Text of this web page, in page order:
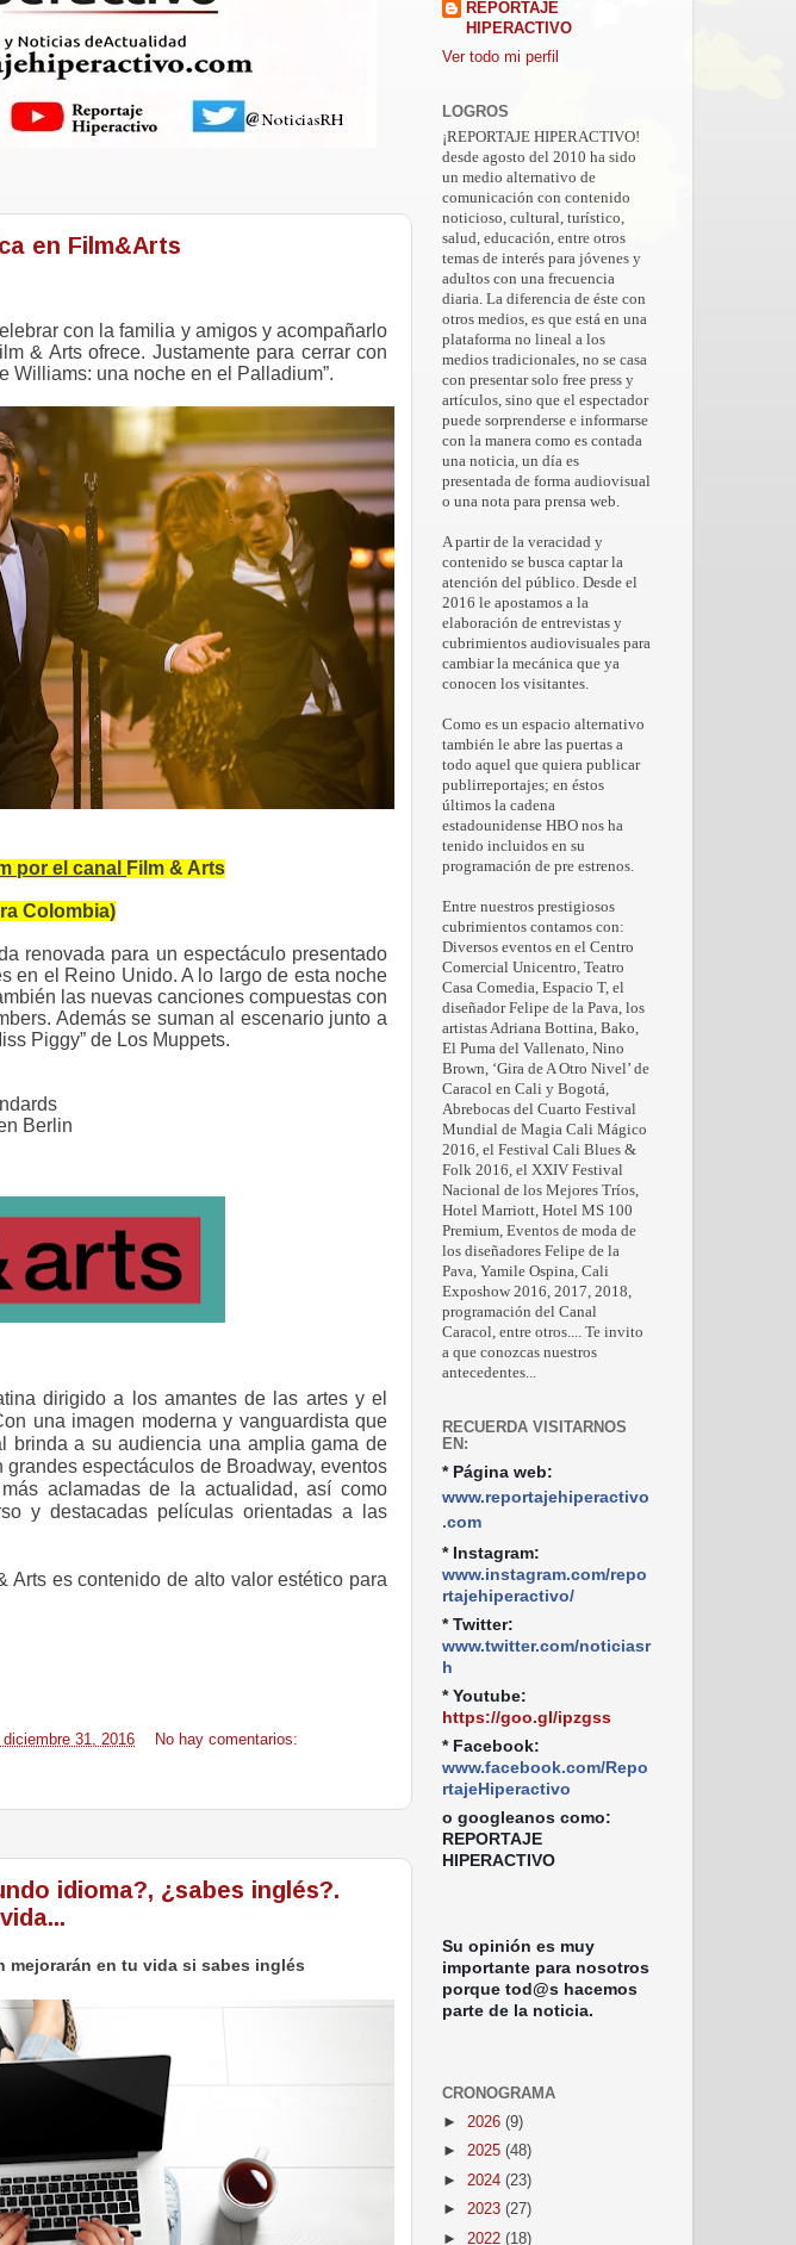
en Film&Arts
con la familia y amigos y acompañarlo
& Arts ofrece. Justamente para cerrar con
Williams: una noche en el Palladium”.
por el canal Film & Arts
Colombia)
renovada para un espectáculo presentado
en el Reino Unido. A lo largo de esta noche
las nuevas canciones compuestas con
Además se suman al escenario junto a
Piggy” de Los Muppets.
Berlin
dirigido a los amantes de las artes y el
una imagen moderna y vanguardista que
brinda a su audiencia una amplia gama de
espectáculos de Broadway, eventos
aclamadas de la actualidad, así como
y destacadas películas orientadas a las
Arts escontenido de alto valor estético para
31, 2016 No hay comentarios:
idioma?, ¿sabes inglés?.
en tu vida si sabes inglés
REPORTAJE
HIPERACTIVO
Ver todo mi perfil
LOGROS
¡REPORTAJE HIPERACTIVO!
desde agosto del 2010 ha sido
un medio alternativo de
comunicación con contenido
noticioso, cultural, turístico,
salud, educación, entre otros
temas de interés para jóvenes y
adultos con una frecuencia
diaria. La diferencia de éste con
otros medios, es que está en una
plataforma no lineal a los
medios tradicionales, no se casa
con presentar solo free press y
artículos, sino que el espectador
puede sorprenderse e informarse
con la manera como es contada
una noticia, un día es
presentada de forma audiovisual
o una nota para prensa web.
A partir de la veracidad y
contenido se busca captar la
atención del público. Desde el
2016 le apostamos a la
elaboración de entrevistas y
cubrimientos audiovisuales para
cambiar la mecánica que ya
conocen los visitantes.
Como es un espacio alternativo
también le abre las puertas a
todo aquel que quiera publicar
publirreportajes; en éstos
últimos la cadena
estadounidense HBO nos ha
tenido incluidos en su
programación de pre estrenos.
Entre nuestros prestigiosos
cubrimientos contamos con:
Diversos eventos en el Centro
Comercial Unicentro, Teatro
Casa Comedia, Espacio T, el
diseñador Felipe de la Pava, los
artistas Adriana Bottina, Bako,
El Puma del Vallenato, Nino
Brown, ‘Gira de A Otro Nivel’ de
Caracol en Cali y Bogotá,
Abrebocas del Cuarto Festival
Mundial de Magia Cali Mágico
2016, el Festival Cali Blues &
Folk 2016, el XXIV Festival
Nacional de los Mejores Tríos,
Hotel Marriott, Hotel MS 100
Premium, Eventos de moda de
los diseñadores Felipe de la
Pava, Yamile Ospina, Cali
Exposhow 2016, 2017, 2018,
programación del Canal
Caracol, entre otros.... Te invito
a que conozcas nuestros
antecedentes...
RECUERDA VISITARNOS
EN:
* Página web:
www.reportajehiperactivo
.com
* Instagram:
www.instagram.com/repo
rtajehiperactivo/
* Twitter:
www.twitter.com/noticiasr
h
* Youtube:
https://goo.gl/ipzgss
* Facebook:
www.facebook.com/Repo
rtajeHiperactivo
o googleanos como:
REPORTAJE
HIPERACTIVO
Su opinión es muy
importante para nosotros
porque tod@s hacemos
parte de la noticia.
CRONOGRAMA
► 2026 (9)
► 2025 (48)
► 2024 (23)
► 2023 (27)
► 2022 (18)